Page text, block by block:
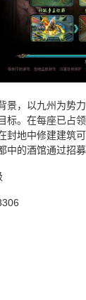
景，以九州为势
标。在每座已占
封地中修建建筑
中的酒馆通过招